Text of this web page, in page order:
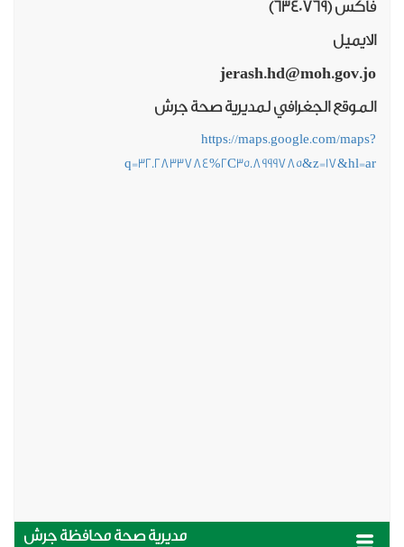
(
6340769
)
الجغرافي لمديرية صحة جرش
https://maps.google.com/
مديرية صحة محافظة جرش